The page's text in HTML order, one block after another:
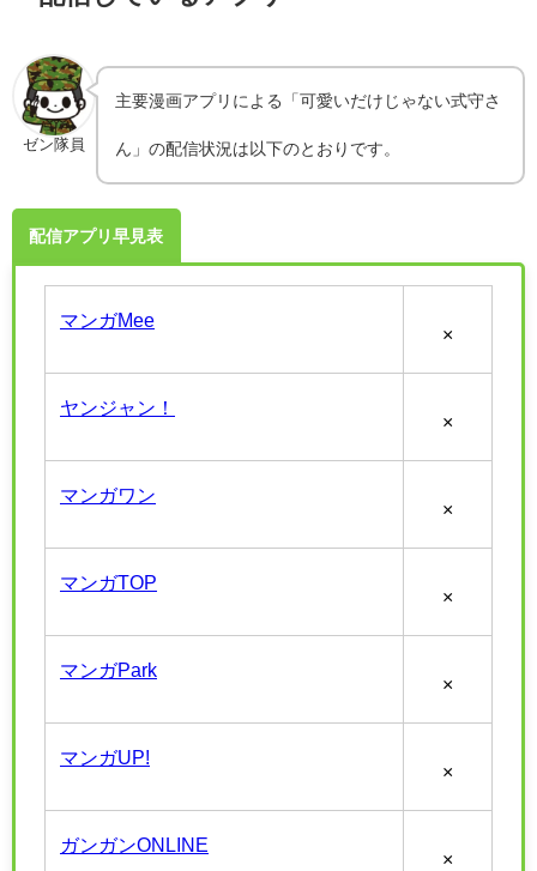
ゼン隊員
主要漫画アプリによる「可愛いだけじゃない式守さ
ん」の配信状況は以下のとおりです。
配信アプリ早見表
マンガMee
×
ヤンジャン！
×
マンガワン
×
マンガTOP
×
マンガPark
×
マンガUP!
×
ガンガンONLINE
×